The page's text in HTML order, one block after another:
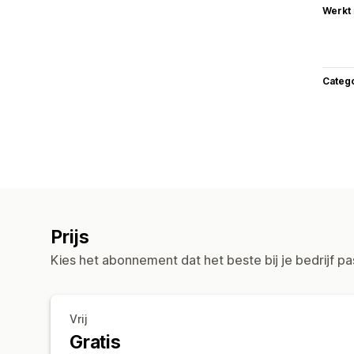
Werkt
Prijs
Kies het abonnement dat het beste bij je bedrijf
Vrij
Gratis